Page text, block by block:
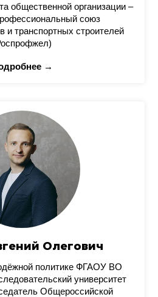
общественной организации –
союз
и транспортных строителей
→
Олегович
политике ФГАОУ ВО
университет
Общероссийской